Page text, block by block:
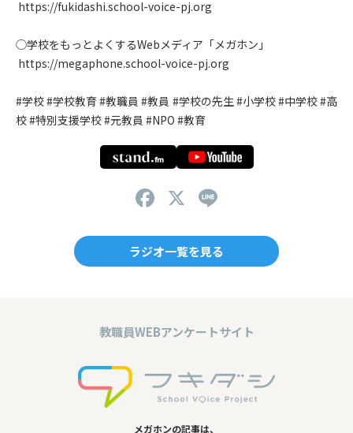
https://fukidashi.school-voice-pj.org
◯学校をもっとよくするWebメディア「メガホン」
https://megaphone.school-voice-pj.org
#学校 #学校教育 #教職員 #教員 #学校の先生 #小学校 #中学校 #高
校 #特別支援学校 #元教員 #NPO #教育
F
c
e
o
o
k
X
ラジオ一覧を見る
教職員WEBアンケートサイト
メガホンの記事は、